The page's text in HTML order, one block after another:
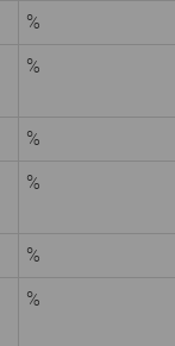
%
%
%
%
%
%